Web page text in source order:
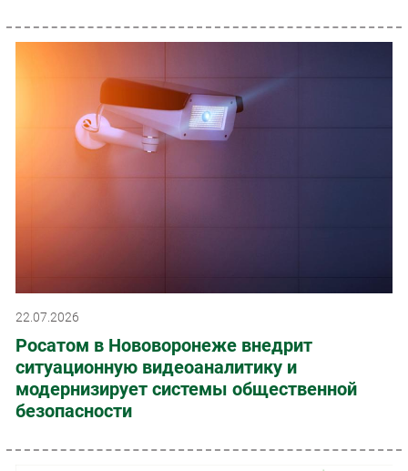
22.07.2026
Росатом в Нововоронеже внедрит
ситуационную видеоаналитику и
модернизирует системы общественной
безопасности